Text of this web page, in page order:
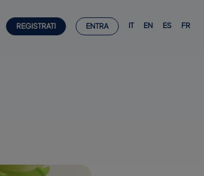
IT EN ES FR
REGISTRATI ENTRA